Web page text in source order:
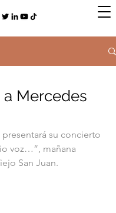
Mercedes
presentará su concierto
voz…”, mañana
San Juan.